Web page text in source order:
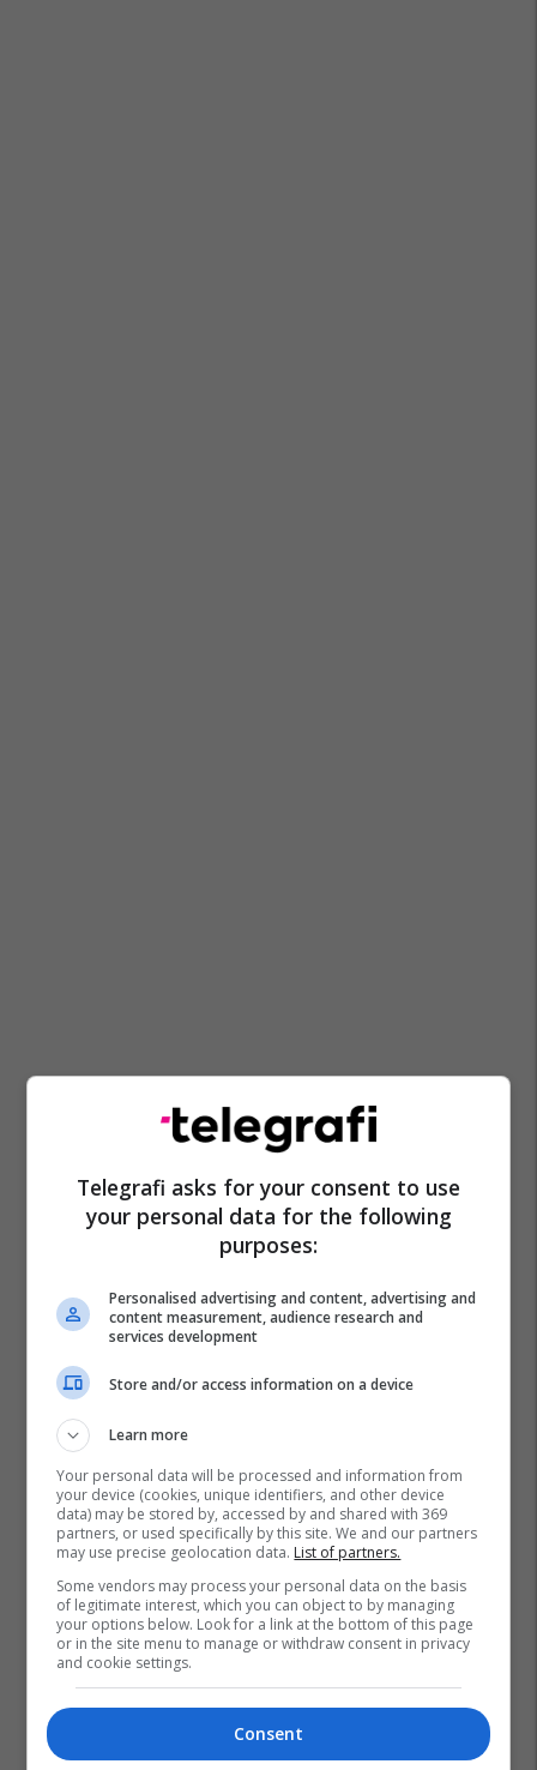
Albon Xhemaili Besnik Emshiu
Komuna E Bogovinës
Zgjedhjet Lokale - Mk
Telegrafi asks for your consent to use
your personal data for the following
purposes:
Personalised advertising and content, advertising and
content measurement, audience research and
services development
Store and/or access information on a device
Learn more
Your personal data will be processed and information from
your device (cookies, unique identifiers, and other device
data) may be stored by, accessed by and shared with 369
partners, or used specifically by this site. We and our partners
may use precise geolocation data. List of partners.
Some vendors may process your personal data on the basis
of legitimate interest, which you can object to by managing
your options below. Look for a link at the bottom of this page
or in the site menu to manage or withdraw consent in privacy
and cookie settings.
Consent